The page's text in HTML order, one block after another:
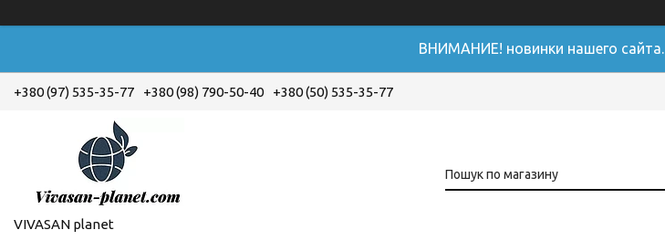
ВНИМАНИЕ! новинки нашего сайта.
+380 (97) 535-35-77 +380 (98) 790-50-40 +380 (50) 535-35-77
VIVASAN planet